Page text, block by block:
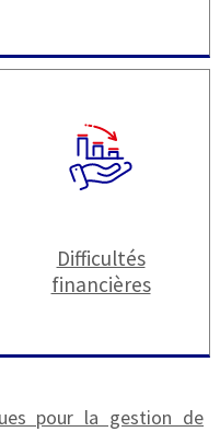
Difficultés
financières
pour la gestion de